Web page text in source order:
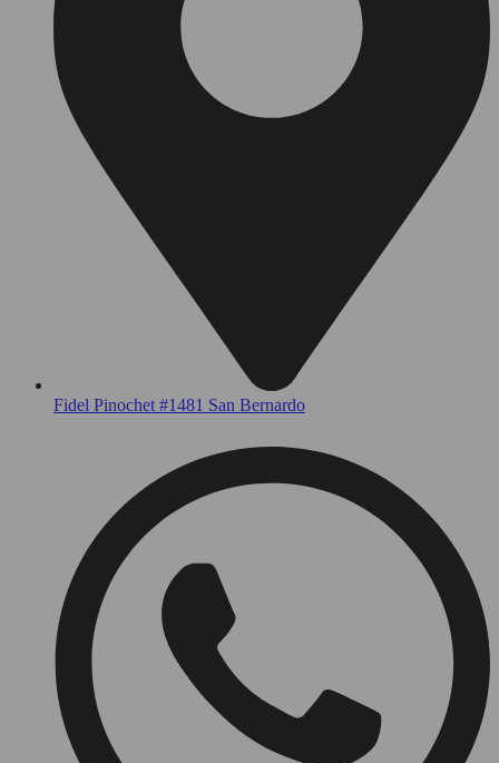
Fidel Pinochet #1481 San Bernardo